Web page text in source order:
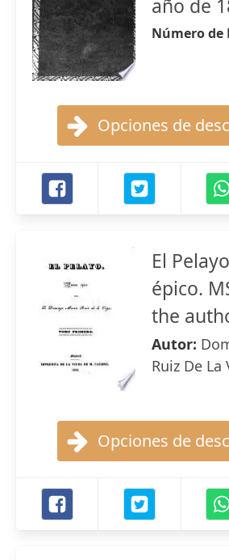
año de
Número de
Opciones de
El
épico.
the
Autor:
Ruiz De La
Opciones de